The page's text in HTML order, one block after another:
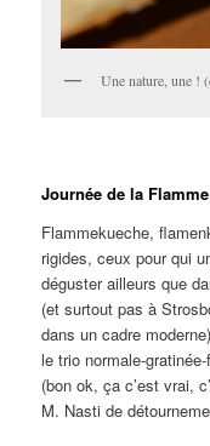
Une nature, une !
Journée de la
Flammekueche,
rigides, ceux pour qui
déguster ailleurs que
(et surtout pas à
dans un cadre
le trio normale-
(bon ok, ça c’est vrai,
M. Nasti de